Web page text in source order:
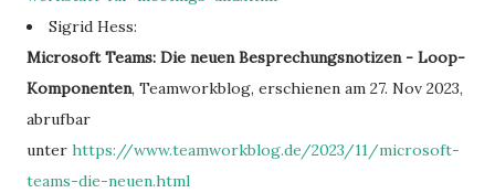
Sigrid Hess:
Microsoft Teams: Die neuen Besprechungsnotizen - Loop-
Komponenten, Teamworkblog, erschienen am 27. Nov 2023,
abrufbar
unter https://www.teamworkblog.de/2023/11/microsoft-
teams-die-neuen.html